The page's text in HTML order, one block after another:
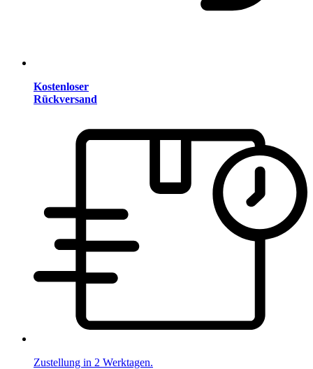
Kostenloser
Rückversand
Zustellung in 2 Werktagen.